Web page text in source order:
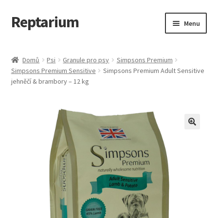
Přeskočit
na
Přejít
k
webu
Reptarium Menu
Košík
Vše pro kočky
Domů Psi Granule pro psy
Simpsons Premium
Simpsons Premium Sensitive
Simpsons Premium Adult Sensitive
jehněčí & brambory – 12 kg